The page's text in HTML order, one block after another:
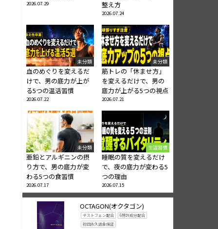
2026.07.29
整え方
2026.07.24
未分類
血のめぐりを変えるだ
けで、男の底力が上が
る5つの温活習慣
2026.07.22
未分類
筋トレの「休ませ方」
を変えるだけで、男の
底力が上がる5つの視点
2026.07.21
未分類
亜鉛とアルギニンの摂
り方で、男の底力が変
わる5つの食習慣
2026.07.17
生活習慣
睡眠の質を変えるだけ
で、夜の底力が変わる5
つの理由
2026.07.15
OCTAGON(オクタゴン)
テストフェン配合
6特許成分配合
初回永久返金保証